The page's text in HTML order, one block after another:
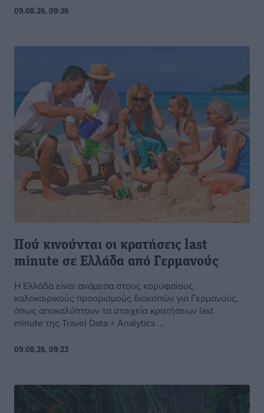
09.08.26, 09:36
Πού κινούνται οι κρατήσεις last
minute σε Ελλάδα από Γερμανούς
Η Ελλάδα είναι ανάμεσα στους κορυφαίους
καλοκαιρικούς προορισμούς διακοπών για Γερμανούς,
όπως αποκαλύπτουν τα στοιχεία κρατήσεων last
minute της Travel Data + Analytics ...
09.08.26, 09:23